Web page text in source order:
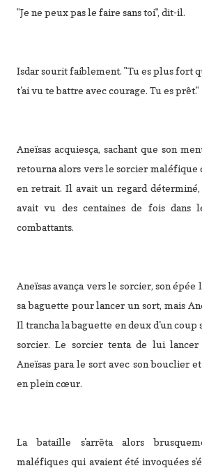
"Je ne peux pas le faire sans toi", dit-il.
Isdar sourit faiblement. "Tu es plus fort
t'ai vu te battre avec courage. Tu es prêt."
Aneïsas acquiesça, sachant que son
retourna alors vers le sorcier maléfique
en retrait. Il avait un regard
avait vu des centaines de fois dans
combattants.
Aneïsas avança vers le sorcier, son
sa baguette pour lancer un sort, mais
Il trancha la baguette en deux d'un coup
sorcier. Le sorcier tenta de lui
Aneïsas para le sort avec son bouclier
en plein cœur.
La bataille s'arrêta alors
maléfiques qui avaient été invoquées